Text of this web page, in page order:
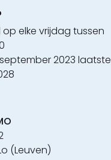
elke vrijdag tussen
2023 laatste
(Leuven)